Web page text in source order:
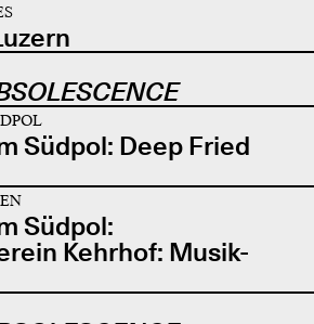
Südpol: Deep Fried
Südpol:
Kehrhof: Musik-